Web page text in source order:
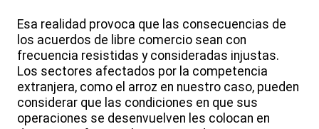
Esa realidad provoca que las consecuencias de
los acuerdos de libre comercio sean con
frecuencia resistidas y consideradas injustas.
Los sectores afectados por la competencia
extranjera, como el arroz en nuestro caso, pueden
considerar que las condiciones en que sus
operaciones se desenvuelven les colocan en